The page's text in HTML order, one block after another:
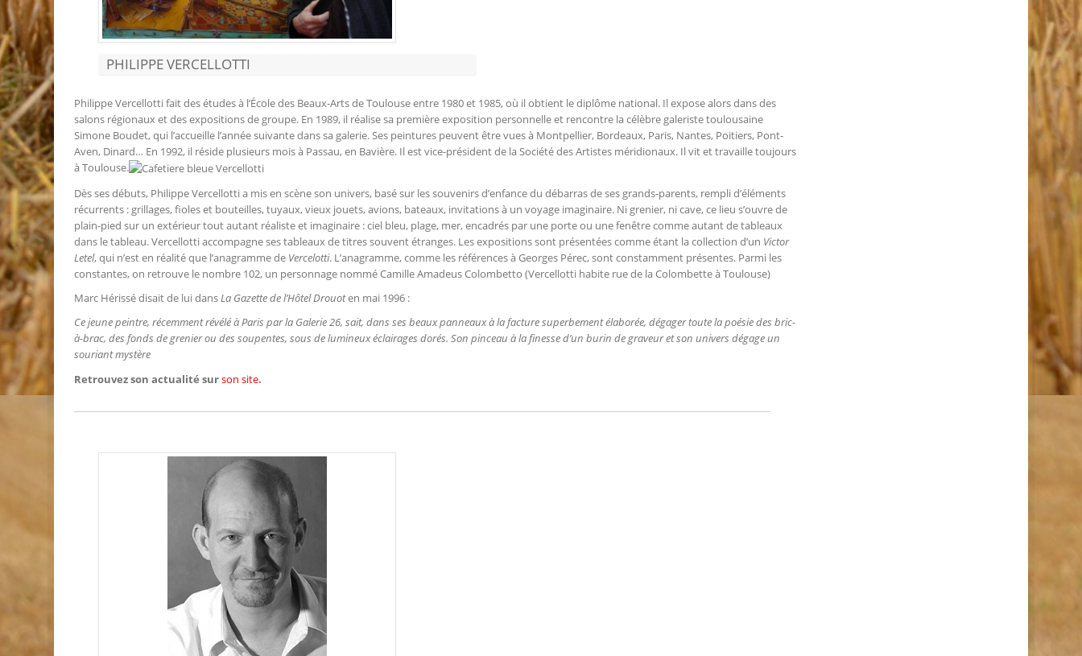
PHILIPPE VERCELLOTTI
Philippe Vercellotti fait des études à l’École des Beaux-Arts de Toulouse entre 1980 et 1985, où il obtient le diplôme national. Il expose alors dans des
salons régionaux et des expositions de groupe. En 1989, il réalise sa première exposition personnelle et rencontre la célèbre galeriste toulousaine
Simone Boudet, qui l’accueille l’année suivante dans sa galerie. Ses peintures peuvent être vues à Montpellier, Bordeaux, Paris, Nantes, Poitiers, Pont-
Aven, Dinard… En 1992, il réside plusieurs mois à Passau, en Bavière. Il est vice-président de la Société des Artistes méridionaux. Il vit et travaille toujours
à Toulouse.
Dès ses débuts, Philippe Vercellotti a mis en scène son univers, basé sur les souvenirs d’enfance du débarras de ses grands-parents, rempli d’éléments
récurrents : grillages, fioles et bouteilles, tuyaux, vieux jouets, avions, bateaux, invitations à un voyage imaginaire. Ni grenier, ni cave, ce lieu s’ouvre de
plain-pied sur un extérieur tout autant réaliste et imaginaire : ciel bleu, plage, mer, encadrés par une porte ou une fenêtre comme autant de tableaux
dans le tableau. Vercellotti accompagne ses tableaux de titres souvent étranges. Les expositions sont présentées comme étant la collection d’un Victor
Letel, qui n’est en réalité que l’anagramme de Vercelotti. L’anagramme, comme les références à Georges Pérec, sont constamment présentes. Parmi les
constantes, on retrouve le nombre 102, un personnage nommé Camille Amadeus Colombetto (Vercellotti habite rue de la Colombette à Toulouse)
Marc Hérissé disait de lui dansLa Gazette de l’Hôtel Drouoten mai 1996 :
Ce jeune peintre, récemment révélé à Paris par la Galerie 26, sait, dans ses beaux panneaux à la facture superbement élaborée, dégager toute la poésie des bric-
à-brac, des fonds de grenier ou des soupentes, sous de lumineux éclairages dorés. Son pinceau à la finesse d’un burin de graveur et son univers dégage un
souriant mystère
Retrouvez son actualité surson site.